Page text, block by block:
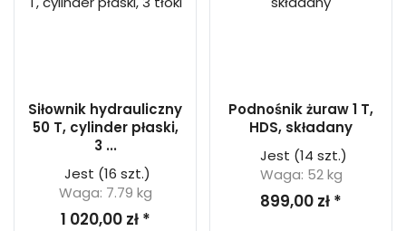
Siłownik hydrauliczny
50 T, cylinder płaski,
3 ...
Jest (16 szt.)
Waga: 7.79 kg
1 020,00 zł *
Podnośnik żuraw 1 T,
HDS, składany
Jest (14 szt.)
Waga: 52 kg
899,00 zł *